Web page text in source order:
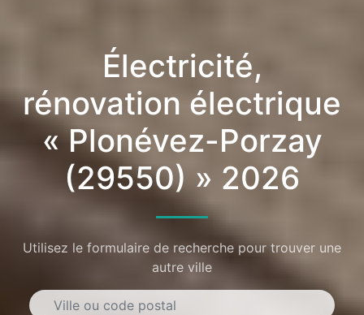
Électricité,
rénovation électrique
« Plonévez-Porzay
(29550) » 2026
Utilisez le formulaire de recherche pour trouver une
autre ville